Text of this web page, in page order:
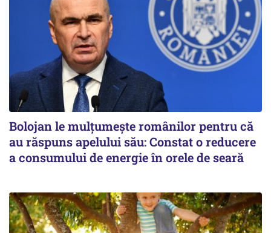
Bolojan le mulțumește românilor pentru că
au răspuns apelului său: Constat o reducere
a consumului de energie în orele de seară